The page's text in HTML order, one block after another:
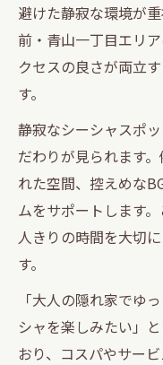
避けた静寂な環境が
前・青山一丁目エリ
クセスの良さが両立
す。
静寂なシーシャスポ
だわりが見られます
れた空間、控えめな
ムをサポートします
人きりの時間を大切
す。
「大人の隠れ家でゆ
シャを楽しみたい」
おり、コスパやサー